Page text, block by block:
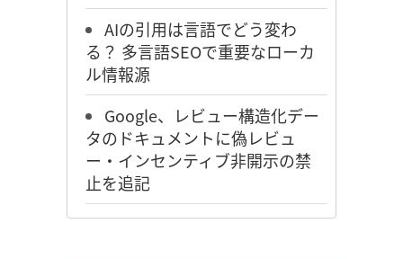
AIの引用は言語でどう変わ
る？ 多言語SEOで重要なローカ
ル情報源
Google、レビュー構造化デー
タのドキュメントに偽レビュ
ー・インセンティブ非開示の禁
止を追記